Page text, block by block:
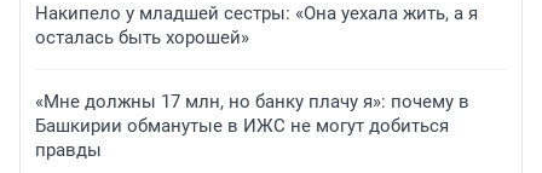
Накипело у младшей сестры: «Она уехала жить, а я
осталась быть хорошей»
«Мне должны 17 млн, но банку плачу я»: почему в
Башкирии обманутые в ИЖС не могут добиться
правды